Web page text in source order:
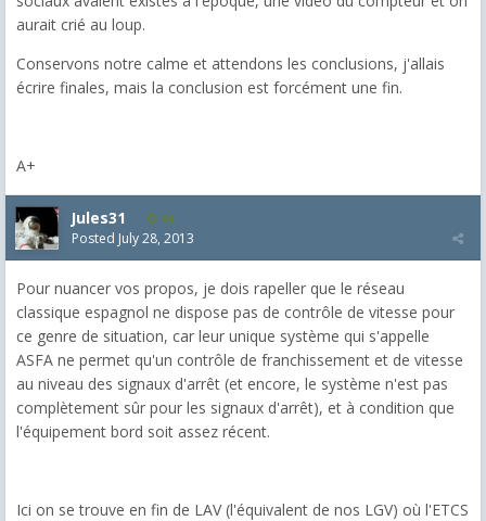
aurait crié au loup.
Conservons notre calme et attendons les conclusions, j'allais
écrire finales, mais la conclusion est forcément une fin.
A+
Jules31 44
Posted July 28, 2013
Pour nuancer vos propos, je dois rapeller que le réseau
classique espagnol ne dispose pas de contrôle de vitesse pour
ce genre de situation, car leur unique système qui s'appelle
ASFA ne permet qu'un contrôle de franchissement et de vitesse
au niveau des signaux d'arrêt (et encore, le système n'est pas
complètement sûr pour les signaux d'arrêt), et à condition que
l'équipement bord soit assez récent.
Ici on se trouve en fin de LAV (l'équivalent de nos LGV) où l'ETCS